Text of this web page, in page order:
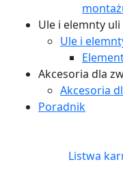
Ule i elemnty uli
Ule i
Akcesoria dla
Akcesoria
Poradnik
Listwa